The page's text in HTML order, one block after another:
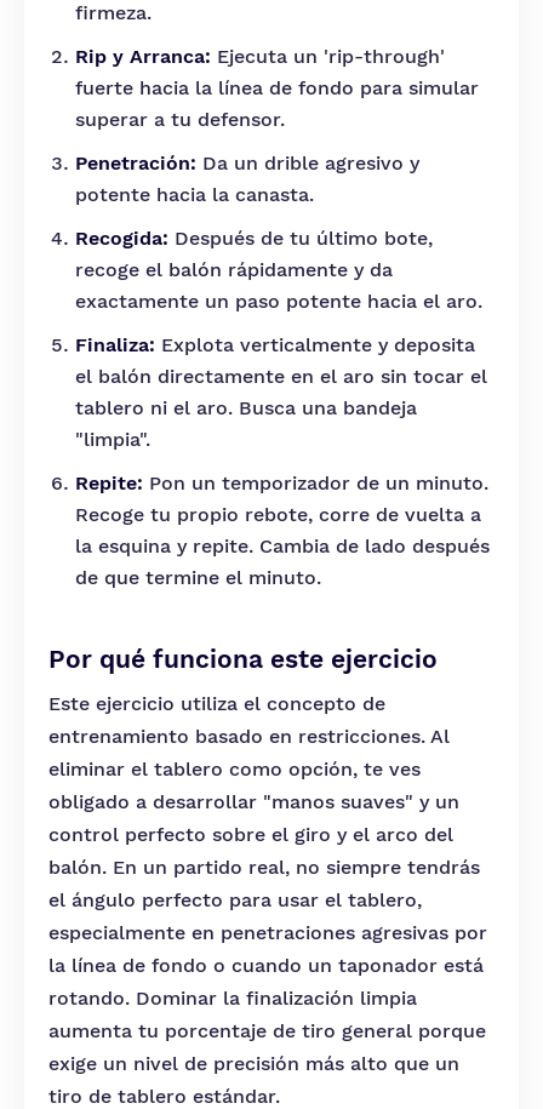
firmeza.
Rip y Arranca: Ejecuta un 'rip-through'
fuerte hacia la línea de fondo para simular
superar a tu defensor.
Penetración: Da un drible agresivo y
potente hacia la canasta.
Recogida: Después de tu último bote,
recoge el balón rápidamente y da
exactamente un paso potente hacia el aro.
Finaliza: Explota verticalmente y deposita
el balón directamente en el aro sin tocar el
tablero ni el aro. Busca una bandeja
"limpia".
Repite: Pon un temporizador de un minuto.
Recoge tu propio rebote, corre de vuelta a
la esquina y repite. Cambia de lado después
de que termine el minuto.
Por qué funciona este ejercicio
Este ejercicio utiliza el concepto de
entrenamiento basado en restricciones. Al
eliminar el tablero como opción, te ves
obligado a desarrollar "manos suaves" y un
control perfecto sobre el giro y el arco del
balón. En un partido real, no siempre tendrás
el ángulo perfecto para usar el tablero,
especialmente en penetraciones agresivas por
la línea de fondo o cuando un taponador está
rotando. Dominar la finalización limpia
aumenta tu porcentaje de tiro general porque
exige un nivel de precisión más alto que un
tiro de tablero estándar.